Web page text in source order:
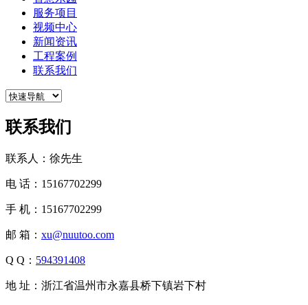
服务项目
视频中心
新闻资讯
工程案例
联系我们
联系我们
联系人：徐先生
电 话：15167702299
手 机：15167702299
邮 箱： xu@nuutoo.com
Q Q： 594391408
地 址：浙江省温州市永嘉县桥下镇岩下村